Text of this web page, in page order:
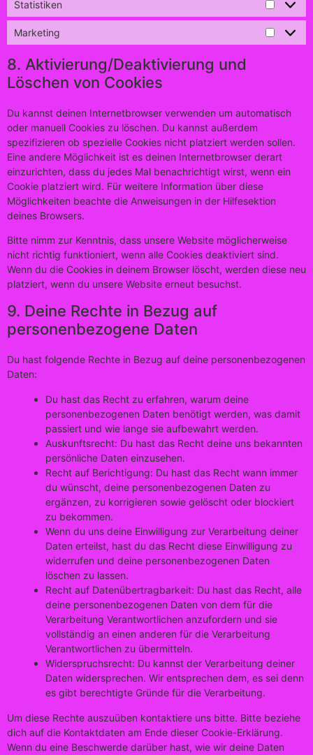
Statistiken
Marketing
8. Aktivierung/Deaktivierung und
Löschen von Cookies
Du kannst deinen Internetbrowser verwenden um automatisch
oder manuell Cookies zu löschen. Du kannst außerdem
spezifizieren ob spezielle Cookies nicht platziert werden sollen.
Eine andere Möglichkeit ist es deinen Internetbrowser derart
einzurichten, dass du jedes Mal benachrichtigt wirst, wenn ein
Cookie platziert wird. Für weitere Information über diese
Möglichkeiten beachte die Anweisungen in der Hilfesektion
deines Browsers.
Bitte nimm zur Kenntnis, dass unsere Website möglicherweise
nicht richtig funktioniert, wenn alle Cookies deaktiviert sind.
Wenn du die Cookies in deinem Browser löscht, werden diese neu
platziert, wenn du unsere Website erneut besuchst.
9. Deine Rechte in Bezug auf
personenbezogene Daten
Du hast folgende Rechte in Bezug auf deine personenbezogenen
Daten:
Du hast das Recht zu erfahren, warum deine
personenbezogenen Daten benötigt werden, was damit
passiert und wie lange sie aufbewahrt werden.
Auskunftsrecht: Du hast das Recht deine uns bekannten
persönliche Daten einzusehen.
Recht auf Berichtigung: Du hast das Recht wann immer
du wünscht, deine personenbezogenen Daten zu
ergänzen, zu korrigieren sowie gelöscht oder blockiert
zu bekommen.
Wenn du uns deine Einwilligung zur Verarbeitung deiner
Daten erteilst, hast du das Recht diese Einwilligung zu
widerrufen und deine personenbezogenen Daten
löschen zu lassen.
Recht auf Datenübertragbarkeit: Du hast das Recht, alle
deine personenbezogenen Daten von dem für die
Verarbeitung Verantwortlichen anzufordern und sie
vollständig an einen anderen für die Verarbeitung
Verantwortlichen zu übermitteln.
Widerspruchsrecht: Du kannst der Verarbeitung deiner
Daten widersprechen. Wir entsprechen dem, es sei denn
es gibt berechtigte Gründe für die Verarbeitung.
Um diese Rechte auszuüben kontaktiere uns bitte. Bitte beziehe
dich auf die Kontaktdaten am Ende dieser Cookie-Erklärung.
Wenn du eine Beschwerde darüber hast, wie wir deine Daten